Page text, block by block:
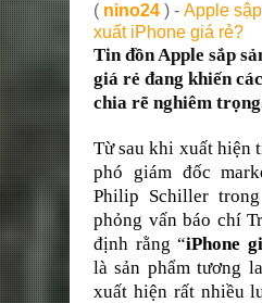
( nino24 ) - Apple
xuất iPhone giá rẻ?
Tin đồn Apple sắp
giá rẻ đang khiến
chia rẽ nghiêm
Từ sau khi xuất hiện
phó giám đốc
Philip Schiller
phỏng vấn báo chí
định rằng “iPhone
là sản phẩm tương
xuất hiện rất nhiều